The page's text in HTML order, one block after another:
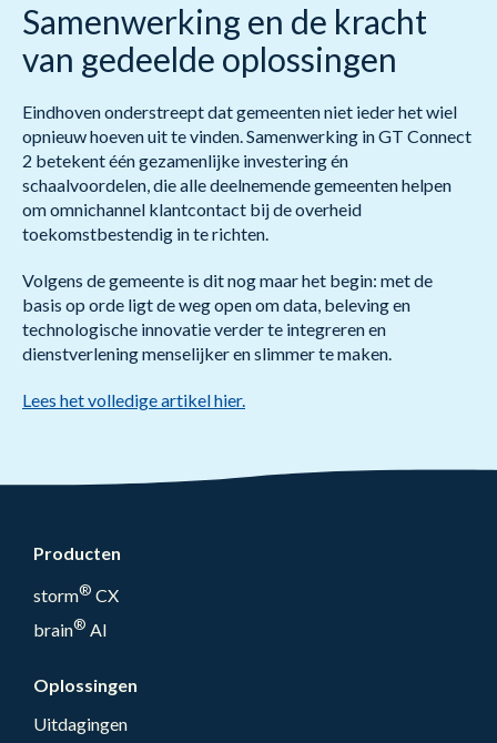
Samenwerking en de kracht
van gedeelde oplossingen
Eindhoven onderstreept dat gemeenten niet ieder het wiel
opnieuw hoeven uit te vinden. Samenwerking in GT Connect
2 betekent één gezamenlijke investering én
schaalvoordelen, die alle deelnemende gemeenten helpen
om omnichannel klantcontact bij de overheid
toekomstbestendig in te richten.
Volgens de gemeente is dit nog maar het begin: met de
basis op orde ligt de weg open om data, beleving en
technologische innovatie verder te integreren en
dienstverlening menselijker en slimmer te maken.
Lees het volledige artikel hier.
Producten
storm® CX
brain® AI
Oplossingen
Uitdagingen